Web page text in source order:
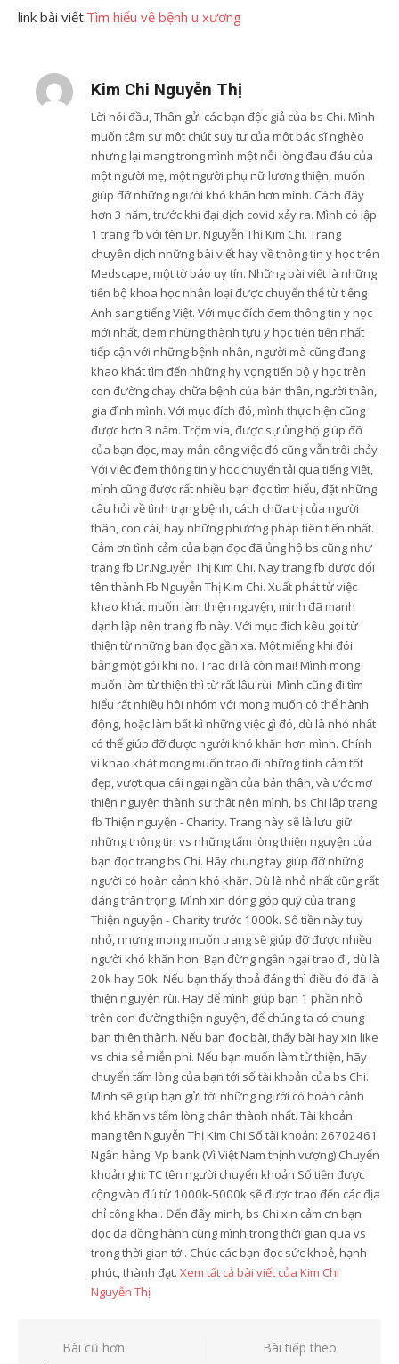
link bài viết:Tìm hiểu về bệnh u xương
Kim Chi Nguyễn Thị
Lời nói đầu, Thân gửi các bạn độc giả của bs Chi. Mình
muốn tâm sự một chút suy tư của một bác sĩ nghèo
nhưng lại mang trong mình một nỗi lòng đau đáu của
một người mẹ, một người phụ nữ lương thiện, muốn
giúp đỡ những người khó khăn hơn mình. Cách đây
hơn 3 năm, trước khi đại dịch covid xảy ra. Mình có lập
1 trang fb với tên Dr. Nguyễn Thị Kim Chi. Trang
chuyên dịch những bài viết hay về thông tin y học trên
Medscape, một tờ báo uy tín. Những bài viết là những
tiến bộ khoa học nhân loại được chuyển thể từ tiếng
Anh sang tiếng Việt. Với mục đích đem thông tin y học
mới nhất, đem những thành tựu y học tiên tiến nhất
tiếp cận với những bệnh nhân, người mà cũng đang
khao khát tìm đến những hy vọng tiến bộ y học trên
con đường chạy chữa bệnh của bản thân, người thân,
gia đình mình. Với mục đích đó, mình thực hiện cũng
được hơn 3 năm. Trộm vía, được sự ủng hộ giúp đỡ
của bạn đọc, may mắn công việc đó cũng vẫn trôi chảy.
Với việc đem thông tin y học chuyển tải qua tiếng Việt,
mình cũng được rất nhiều bạn đọc tìm hiểu, đặt những
câu hỏi về tình trạng bệnh, cách chữa trị của người
thân, con cái, hay những phương pháp tiên tiến nhất.
Cảm ơn tình cảm của bạn đọc đã ủng hộ bs cũng như
trang fb Dr.Nguyễn Thị Kim Chi. Nay trang fb được đổi
tên thành Fb Nguyễn Thị Kim Chi. Xuất phát từ việc
khao khát muốn làm thiện nguyện, mình đã mạnh
dạnh lập nên trang fb này. Với mục đích kêu gọi từ
thiện từ những bạn đọc gần xa. Một miếng khi đói
bằng một gói khi no. Trao đi là còn mãi! Mình mong
muốn làm từ thiện thì từ rất lâu rùi. Mình cũng đi tìm
hiểu rất nhiều hội nhóm với mong muốn có thể hành
động, hoặc làm bất kì những việc gì đó, dù là nhỏ nhất
có thể giúp đỡ được người khó khăn hơn mình. Chính
vì khao khát mong muốn trao đi những tình cảm tốt
đẹp, vượt qua cái ngại ngần của bản thân, và ước mơ
thiện nguyện thành sự thật nên mình, bs Chi lập trang
fb Thiện nguyện - Charity. Trang này sẽ là lưu giữ
những thông tin vs những tấm lòng thiện nguyện của
bạn đọc trang bs Chi. Hãy chung tay giúp đỡ những
người có hoàn cảnh khó khăn. Dù là nhỏ nhất cũng rất
đáng trân trọng. Mình xin đóng góp quỹ của trang
Thiện nguyện - Charity trước 1000k. Số tiền này tuy
nhỏ, nhưng mong muốn trang sẽ giúp đỡ được nhiều
người khó khăn hơn. Bạn đừng ngần ngại trao đi, dù là
20k hay 50k. Nếu bạn thấy thoả đáng thì điều đó đã là
thiện nguyện rùi. Hãy để mình giúp bạn 1 phần nhỏ
trên con đường thiện nguyện, để chúng ta có chung
bạn thiện thành. Nếu bạn đọc bài, thấy bài hay xin like
vs chia sẻ miễn phí. Nếu bạn muốn làm từ thiện, hãy
chuyển tấm lòng của bạn tới số tài khoản của bs Chi.
Mình sẽ giúp bạn gửi tới những người có hoàn cảnh
khó khăn vs tấm lòng chân thành nhất. Tài khoản
mang tên Nguyễn Thị Kim Chi Số tài khoản: 26702461
Ngân hàng: Vp bank (Vì Việt Nam thịnh vượng) Chuyển
khoản ghi: TC tên người chuyển khoản Số tiền được
cộng vào đủ từ 1000k-5000k sẽ được trao đến các địa
chỉ công khai. Đến đây mình, bs Chi xin cảm ơn bạn
đọc đã đồng hành cùng mình trong thời gian qua vs
trong thời gian tới. Chúc các bạn đọc sức khoẻ, hạnh
phúc, thành đạt. Xem tất cả bài viết của Kim Chi
Nguyễn Thị
ĐiềuBài cũ hơn Bài tiếp theo